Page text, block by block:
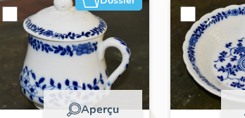
Aperçu